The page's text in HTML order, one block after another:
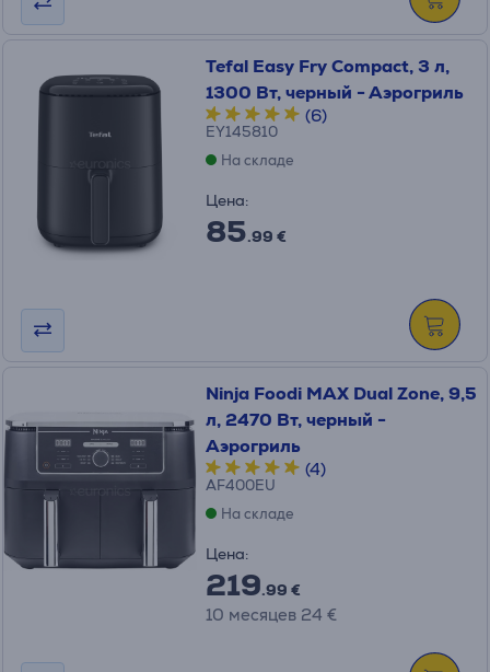
Tefal Easy Fry Compact, 3 л,
1300 Вт, черный - Аэрогриль
(6)
EY145810
На складе
Цена:
85.99 €
Ninja Foodi MAX Dual Zone, 9,5
л, 2470 Вт, черный -
Аэрогриль
(4)
AF400EU
На складе
Цена:
219.99 €
10 месяцев 24 €